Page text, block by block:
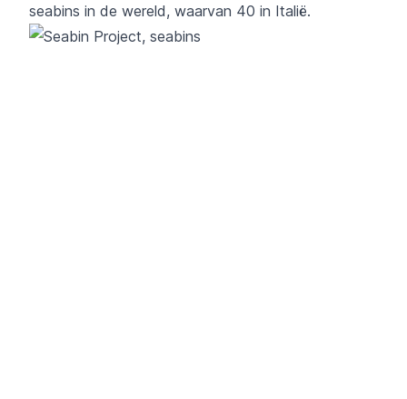
seabins in de wereld, waarvan 40 in Italië.